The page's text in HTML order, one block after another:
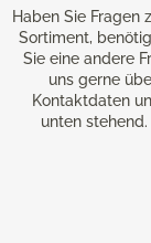
Haben Sie Fragen
Sortiment,
Sie eine andere
uns gerne
Kontaktdaten
unten